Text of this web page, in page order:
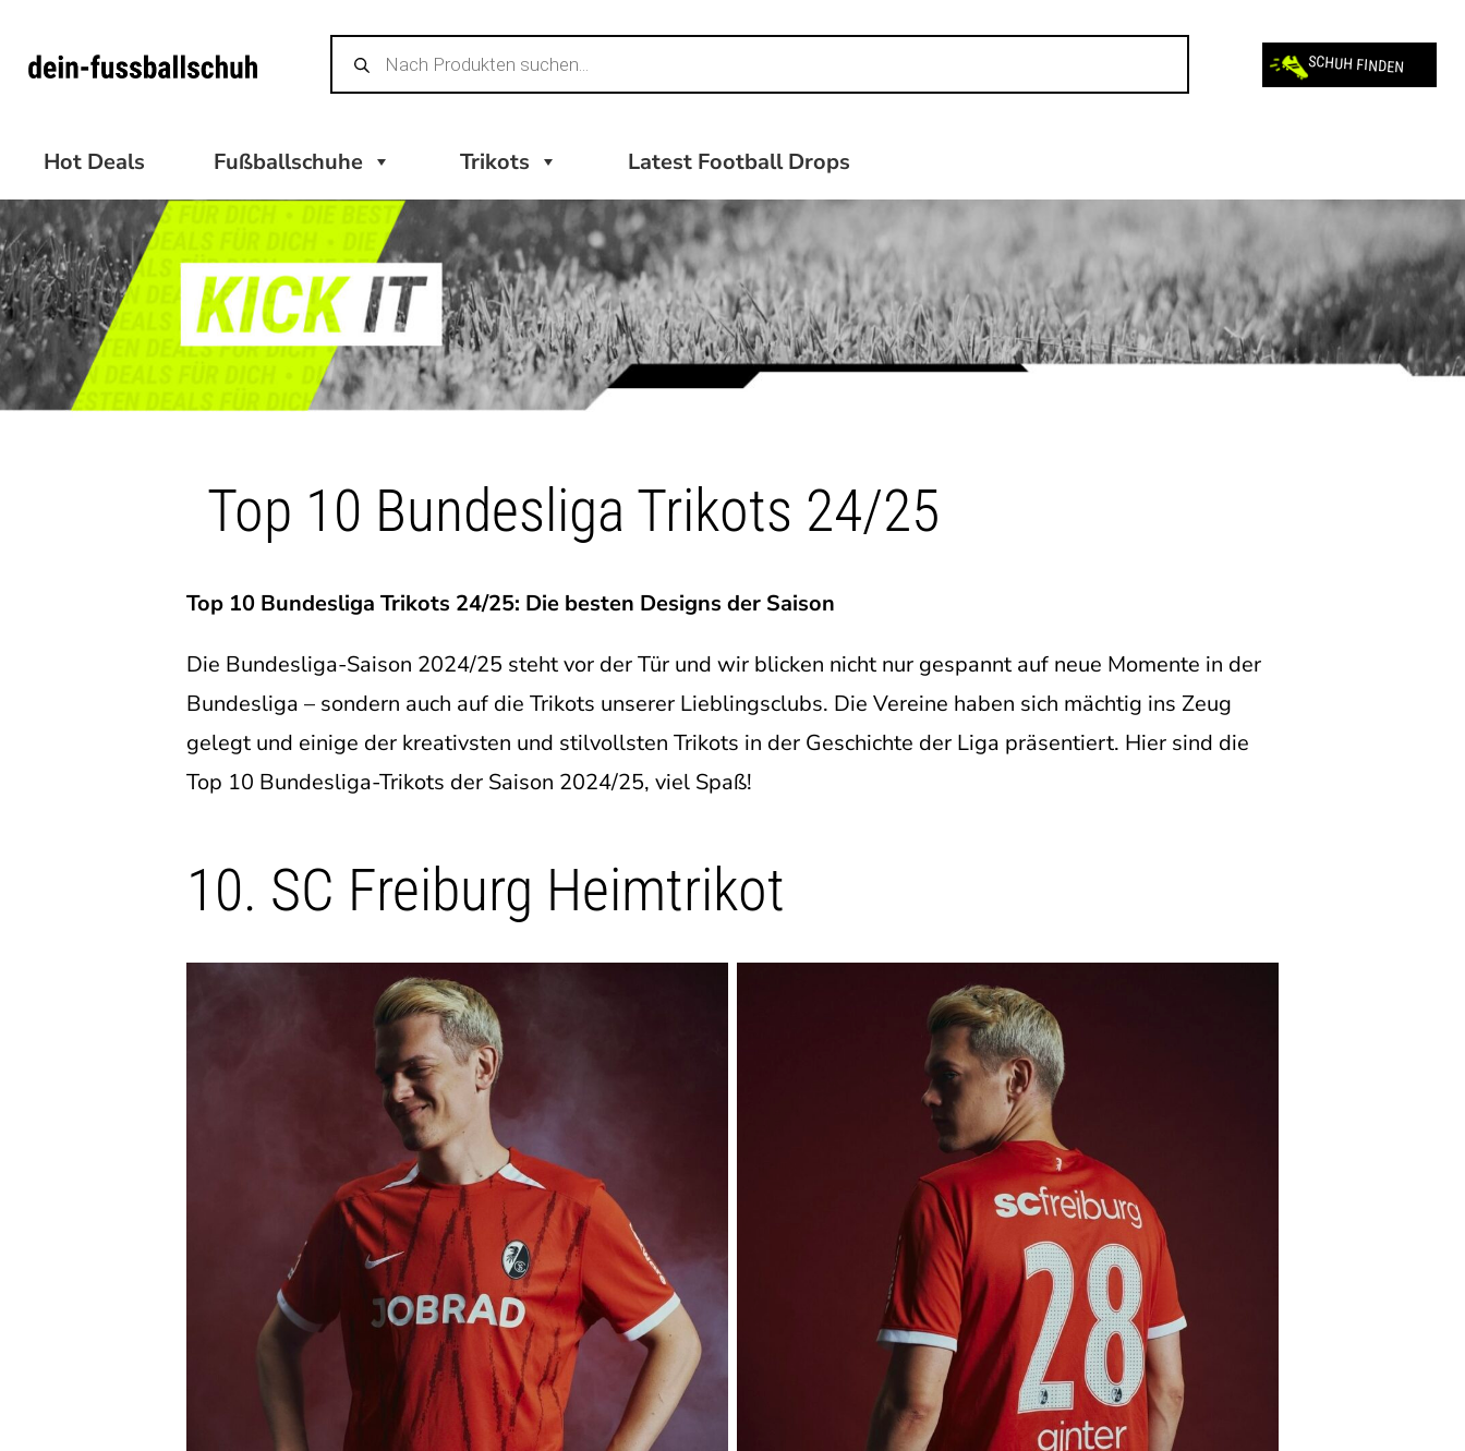
Inhalt
Products
search SCHUH FINDEN
Hot Deals Fußballschuhe Trikots Latest Football Drops
Top 10 Bundesliga Trikots 24/25
Top 10 Bundesliga Trikots 24/25: Die besten Designs der Saison
Die Bundesliga-Saison 2024/25 steht vor der Tür und wir blicken nicht nur gespannt auf neue Momente in der
Bundesliga – sondern auch auf die Trikots unserer Lieblingsclubs. Die Vereine haben sich mächtig ins Zeug
gelegt und einige der kreativsten und stilvollsten Trikots in der Geschichte der Liga präsentiert. Hier sind die
Top 10 Bundesliga-Trikots der Saison 2024/25, viel Spaß!
10. SC Freiburg Heimtrikot